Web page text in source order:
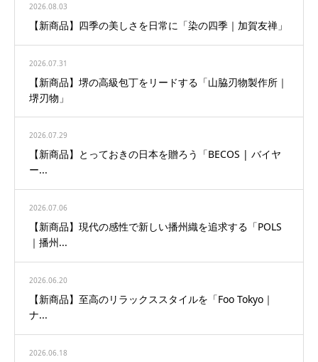
2026.08.03
【新商品】四季の美しさを日常に「染の四季｜加賀友禅」
2026.07.31
【新商品】堺の高級包丁をリードする「山脇刃物製作所｜
堺刃物」
2026.07.29
【新商品】とっておきの日本を贈ろう「BECOS | バイヤ
ー...
2026.07.06
【新商品】現代の感性で新しい播州織を追求する「POLS
｜播州...
2026.06.20
【新商品】至高のリラックススタイルを「Foo Tokyo｜
ナ...
2026.06.18